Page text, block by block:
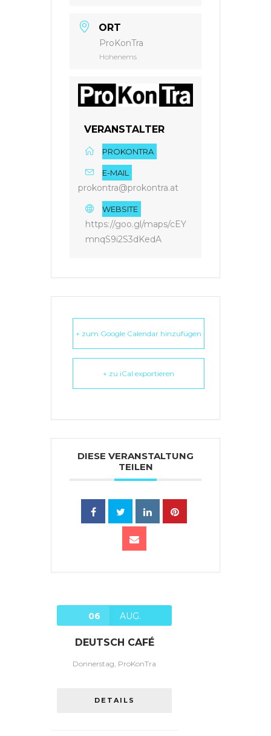
ORT
ProKonTra
Hohenems
VERANSTALTER
PROKONTRA
E-MAIL
prokontra@prokontra.at
WEBSITE
https://goo.gl/maps/cEY
mnqS9i2S3dKedA
+ zum Google Calendar hinzufügen
+ zu iCal exportieren
DIESE VERANSTALTUNG
TEILEN
06 AUG.
DEUTSCH CAFÉ
Donnerstag, ProKonTra
DETAILS